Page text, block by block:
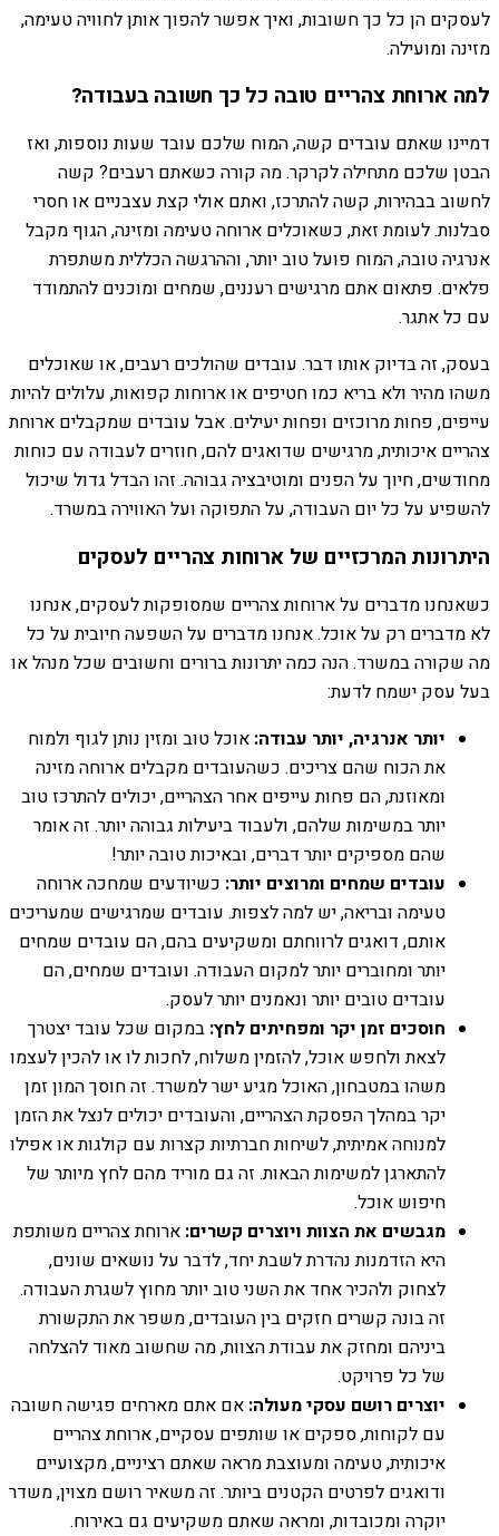
לעסקים הן כל כך חשובות, ואיך אפשר להפוך אותן לחוויה טעימה,
מזינה ומועילה.
למה ארוחת צהריים טובה כל כך חשובה בעבודה?
דמיינו שאתם עובדים קשה, המוח שלכם עובד שעות נוספות, ואז
הבטן שלכם מתחילה לקרקר. מה קורה כשאתם רעבים? קשה
לחשוב בבהירות, קשה להתרכז, ואתם אולי קצת עצבניים או חסרי
סבלנות. לעומת זאת, כשאוכלים ארוחה טעימה ומזינה, הגוף מקבל
אנרגיה טובה, המוח פועל טוב יותר, וההרגשה הכללית משתפרת
פלאים. פתאום אתם מרגישים רעננים, שמחים ומוכנים להתמודד
עם כל אתגר.
בעסק, זה בדיוק אותו דבר. עובדים שהולכים רעבים, או שאוכלים
משהו מהיר ולא בריא כמו חטיפים או ארוחות קפואות, עלולים להיות
עייפים, פחות מרוכזים ופחות יעילים. אבל עובדים שמקבלים ארוחת
צהריים איכותית, מרגישים שדואגים להם, חוזרים לעבודה עם כוחות
מחודשים, חיוך על הפנים ומוטיבציה גבוהה. זהו הבדל גדול שיכול
להשפיע על כל יום העבודה, על התפוקה ועל האווירה במשרד.
היתרונות המרכזיים של ארוחות צהריים לעסקים
כשאנחנו מדברים על ארוחות צהריים שמסופקות לעסקים, אנחנו
לא מדברים רק על אוכל. אנחנו מדברים על השפעה חיובית על כל
מה שקורה במשרד. הנה כמה יתרונות ברורים וחשובים שכל מנהל או
בעל עסק ישמח לדעת:
יותר אנרגיה, יותר עבודה: אוכל טוב ומזין נותן לגוף ולמוח
את הכוח שהם צריכים. כשהעובדים מקבלים ארוחה מזינה
ומאוזנת, הם פחות עייפים אחר הצהריים, יכולים להתרכז טוב
יותר במשימות שלהם, ולעבוד ביעילות גבוהה יותר. זה אומר
שהם מספיקים יותר דברים, ובאיכות טובה יותר!
עובדים שמחים ומרוצים יותר: כשיודעים שמחכה ארוחה
טעימה ובריאה, יש למה לצפות. עובדים שמרגישים שמעריכים
אותם, דואגים לרווחתם ומשקיעים בהם, הם עובדים שמחים
יותר ומחוברים יותר למקום העבודה. ועובדים שמחים, הם
עובדים טובים יותר ונאמנים יותר לעסק.
חוסכים זמן יקר ומפחיתים לחץ: במקום שכל עובד יצטרך
לצאת ולחפש אוכל, להזמין משלוח, לחכות לו או להכין לעצמו
משהו במטבחון, האוכל מגיע ישר למשרד. זה חוסך המון זמן
יקר במהלך הפסקת הצהריים, והעובדים יכולים לנצל את הזמן
למנוחה אמיתית, לשיחות חברתיות קצרות עם קולגות או אפילו
להתארגן למשימות הבאות. זה גם מוריד מהם לחץ מיותר של
חיפוש אוכל.
מגבשים את הצוות ויוצרים קשרים: ארוחת צהריים משותפת
היא הזדמנות נהדרת לשבת יחד, לדבר על נושאים שונים,
לצחוק ולהכיר אחד את השני טוב יותר מחוץ לשגרת העבודה.
זה בונה קשרים חזקים בין העובדים, משפר את התקשורת
ביניהם ומחזק את עבודת הצוות, מה שחשוב מאוד להצלחה
של כל פרויקט.
יוצרים רושם עסקי מעולה: אם אתם מארחים פגישה חשובה
עם לקוחות, ספקים או שותפים עסקיים, ארוחת צהריים
איכותית, טעימה ומעוצבת מראה שאתם רציניים, מקצועיים
ודואגים לפרטים הקטנים ביותר. זה משאיר רושם מצוין, משדר
יוקרה ומכובדות, ומראה שאתם משקיעים גם באירוח.